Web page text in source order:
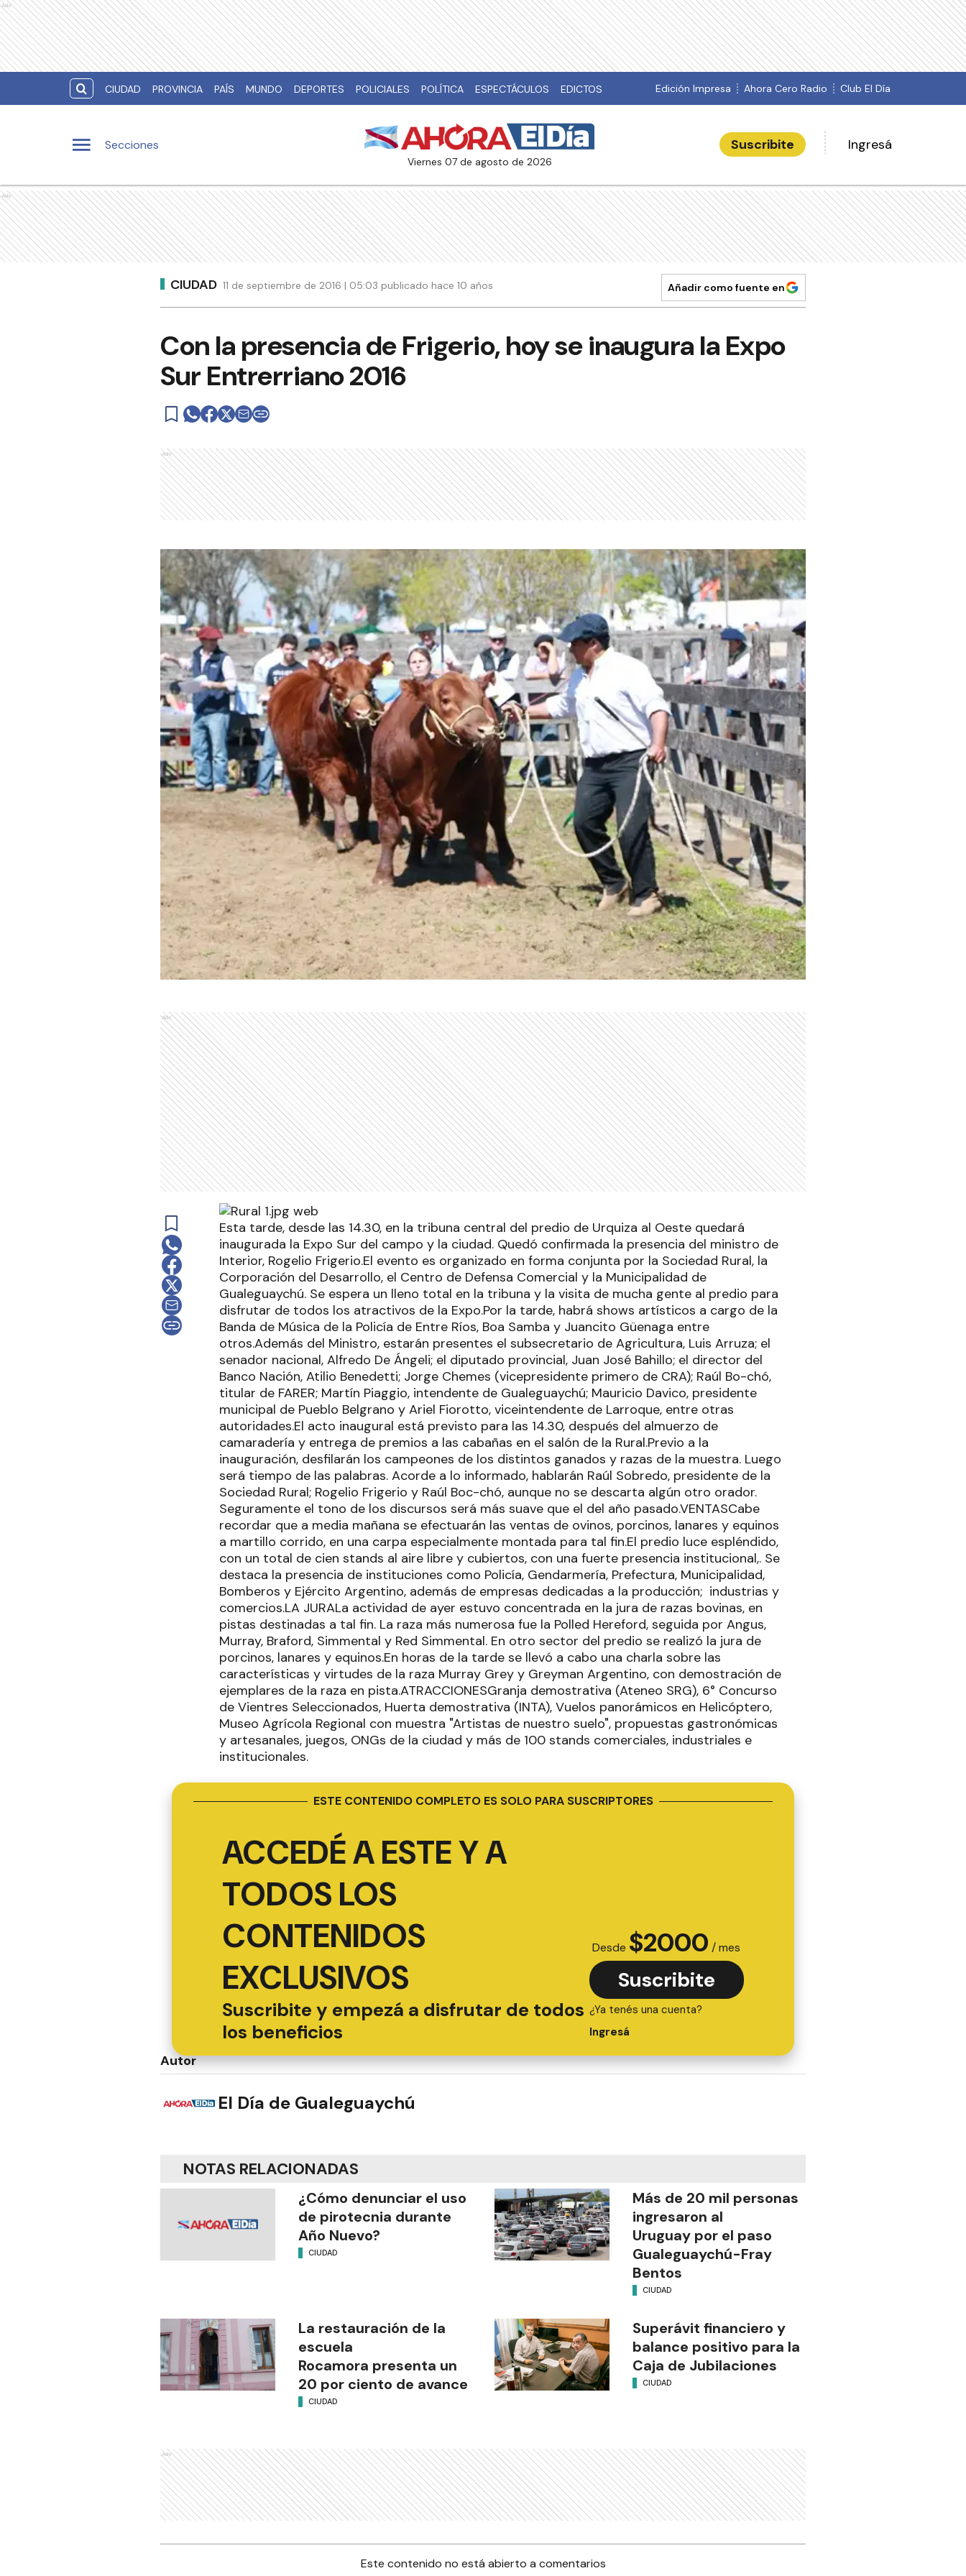
Ads
CIUDAD PROVINCIA PAÍS MUNDO DEPORTES POLICIALES POLÍTICA ESPECTÁCULOS EDICTOS Edición Impresa Ahora Cero Radio Club El Día
Secciones
viernes 07 de agosto de 2026
Suscribite Ingresá
Ads
CIUDAD 11 de septiembre de 2016 | 05:03 publicado hace 10 años Añadir como fuente en
Con la presencia de Frigerio, hoy se inaugura la Expo
Sur Entrerriano 2016
Ads
Ads
Esta tarde, desde las 14.30, en la tribuna central del predio de Urquiza al Oeste quedará
inaugurada la Expo Sur del campo y la ciudad. Quedó confirmada la presencia del ministro de
Interior, Rogelio Frigerio.El evento es organizado en forma conjunta por la Sociedad Rural, la
Corporación del Desarrollo, el Centro de Defensa Comercial y la Municipalidad de
Gualeguaychú. Se espera un lleno total en la tribuna y la visita de mucha gente al predio para
disfrutar de todos los atractivos de la Expo.Por la tarde, habrá shows artísticos a cargo de la
Banda de Música de la Policía de Entre Ríos, Boa Samba y Juancito Güenaga entre
otros.Además del Ministro, estarán presentes el subsecretario de Agricultura, Luis Arruza; el
senador nacional, Alfredo De Ángeli; el diputado provincial, Juan José Bahillo; el director del
Banco Nación, Atilio Benedetti; Jorge Chemes (vicepresidente primero de CRA); Raúl Bo-chó,
titular de FARER; Martín Piaggio, intendente de Gualeguaychú; Mauricio Davico, presidente
municipal de Pueblo Belgrano y Ariel Fiorotto, viceintendente de Larroque, entre otras
autoridades.El acto inaugural está previsto para las 14.30, después del almuerzo de
camaradería y entrega de premios a las cabañas en el salón de la Rural.Previo a la
inauguración, desfilarán los campeones de los distintos ganados y razas de la muestra. Luego
será tiempo de las palabras. Acorde a lo informado, hablarán Raúl Sobredo, presidente de la
Sociedad Rural; Rogelio Frigerio y Raúl Boc-chó, aunque no se descarta algún otro orador.
Seguramente el tono de los discursos será más suave que el del año pasado.VENTASCabe
recordar que a media mañana se efectuarán las ventas de ovinos, porcinos, lanares y equinos
a martillo corrido, en una carpa especialmente montada para tal fin.El predio luce espléndido,
con un total de cien stands al aire libre y cubiertos, con una fuerte presencia institucional,. Se
destaca la presencia de instituciones como Policía, Gendarmería, Prefectura, Municipalidad,
Bomberos y Ejército Argentino, además de empresas dedicadas a la producción; industrias y
comercios.LA JURALa actividad de ayer estuvo concentrada en la jura de razas bovinas, en
pistas destinadas a tal fin. La raza más numerosa fue la Polled Hereford, seguida por Angus,
Murray, Braford, Simmental y Red Simmental. En otro sector del predio se realizó la jura de
porcinos, lanares y equinos.En horas de la tarde se llevó a cabo una charla sobre las
características y virtudes de la raza Murray Grey y Greyman Argentino, con demostración de
ejemplares de la raza en pista.ATRACCIONESGranja demostrativa (Ateneo SRG), 6° Concurso
de Vientres Seleccionados, Huerta demostrativa (INTA), Vuelos panorámicos en Helicóptero,
Museo Agrícola Regional con muestra "Artistas de nuestro suelo", propuestas gastronómicas
y artesanales, juegos, ONGs de la ciudad y más de 100 stands comerciales, industriales e
institucionales.
ESTE CONTENIDO COMPLETO ES SOLO PARA SUSCRIPTORES
ACCEDÉ A ESTE Y A
TODOS LOS
CONTENIDOS
EXCLUSIVOS
Suscribite y empezá a disfrutar de todos
los beneficios
Desde $2000 / mes
Suscribite
¿Ya tenés una cuenta?
Ingresá
Autor
El Día de Gualeguaychú
NOTAS RELACIONADAS
¿Cómo denunciar el uso
de pirotecnia durante
Año Nuevo?
CIUDAD
Más de 20 mil personas
ingresaron al
Uruguay por el paso
Gualeguaychú-Fray
Bentos
CIUDAD
La restauración de la
escuela
Rocamora presenta un
20 por ciento de avance
CIUDAD
Superávit financiero y
balance positivo para la
Caja de Jubilaciones
CIUDAD
Ads
Este contenido no está abierto a comentarios